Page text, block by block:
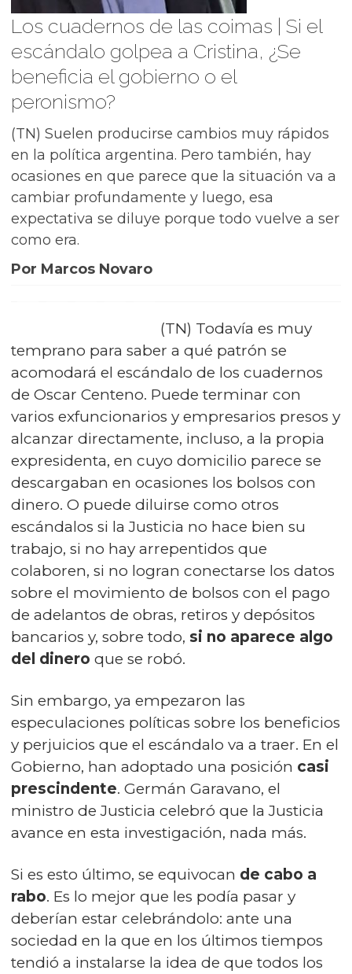
Los cuadernos de las coimas | Si el
escándalo golpea a Cristina, ¿Se
beneficia el gobierno o el
peronismo?
(TN) Suelen producirse cambios muy rápidos
en la política argentina. Pero también, hay
ocasiones en que parece que la situación va a
cambiar profundamente y luego, esa
expectativa se diluye porque todo vuelve a ser
como era.
Por Marcos Novaro
(TN) Todavía es muy
temprano para saber a qué patrón se
acomodará el escándalo de los cuadernos
de Oscar Centeno. Puede terminar con
varios exfuncionarios y empresarios presos y
alcanzar directamente, incluso, a la propia
expresidenta, en cuyo domicilio parece se
descargaban en ocasiones los bolsos con
dinero. O puede diluirse como otros
escándalos si la Justicia no hace bien su
trabajo, si no hay arrepentidos que
colaboren, si no logran conectarse los datos
sobre el movimiento de bolsos con el pago
de adelantos de obras, retiros y depósitos
bancarios y, sobre todo, si no aparece algo
del dinero que se robó.
Sin embargo, ya empezaron las
especulaciones políticas sobre los beneficios
y perjuicios que el escándalo va a traer. En el
Gobierno, han adoptado una posición casi
prescindente. Germán Garavano, el
ministro de Justicia celebró que la Justicia
avance en esta investigación, nada más.
Si es esto último, se equivocan de cabo a
rabo. Es lo mejor que les podía pasar y
deberían estar celebrándolo: ante una
sociedad en la que en los últimos tiempos
tendió a instalarse la idea de que todos los